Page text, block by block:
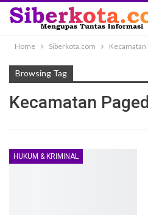
Home Siberkota.com Kecamatan
Browsing Tag
Kecamatan
HUKUM & KRIMINAL